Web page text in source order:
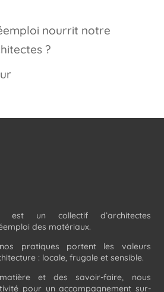
nourrit notre
?
est un collectif d’architectes
des matériaux.
pratiques portent les valeurs
: locale, frugale et sensible.
et des savoir-faire, nous
pour un accompagnement sur-